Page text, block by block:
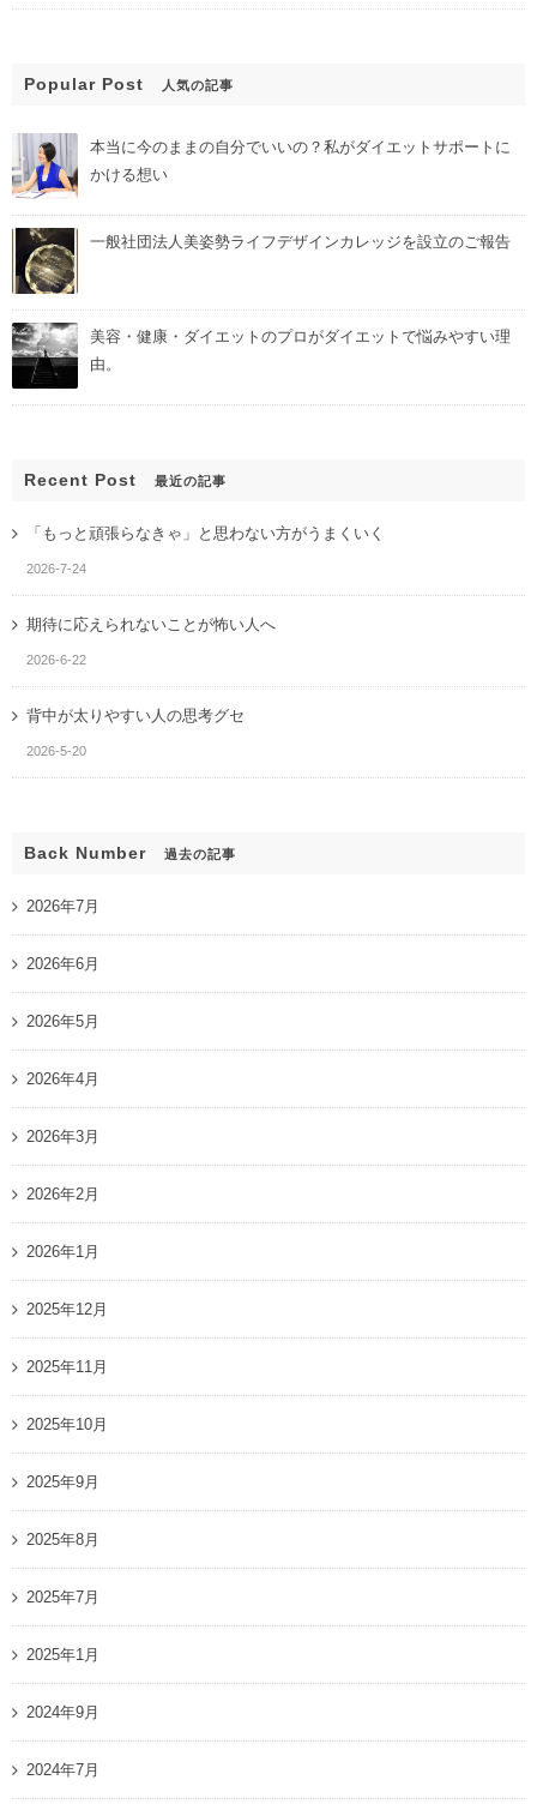
Popular Post 人気の記事
本当に今のままの自分でいいの？私がダイエットサポートに
かける想い
一般社団法人美姿勢ライフデザインカレッジを設立のご報告
美容・健康・ダイエットのプロがダイエットで悩みやすい理
由。
Recent Post 最近の記事
「もっと頑張らなきゃ」と思わない方がうまくいく
2026-7-24
期待に応えられないことが怖い人へ
2026-6-22
背中が太りやすい人の思考グセ
2026-5-20
Back Number 過去の記事
2026年7月
2026年6月
2026年5月
2026年4月
2026年3月
2026年2月
2026年1月
2025年12月
2025年11月
2025年10月
2025年9月
2025年8月
2025年7月
2025年1月
2024年9月
2024年7月